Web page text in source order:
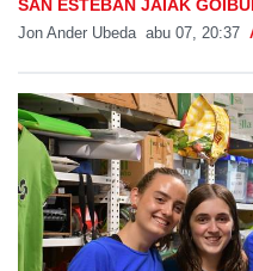
SAN ESTEBAN JAIAK
Jon Ander Ubeda abu 07, 20:37